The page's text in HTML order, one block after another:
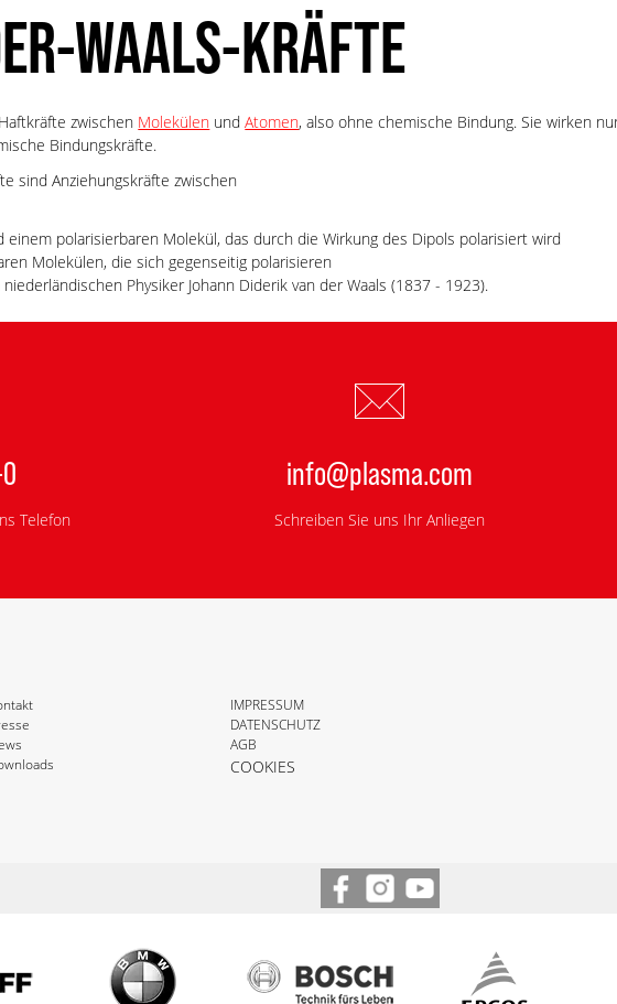
WAALS-KRÄFTE
zwischen Molekülen undAtomen, also ohne chemische Bindung. Sie wirken
Bindungskräfte.
sind Anziehungskräfte zwischen
einem polarisierbaren Molekül, das durch die Wirkung des Dipols polarisiert wird
Molekülen, die sich gegenseitig polarisieren
Physiker Johann Diderik van der Waals (1837 - 1923).
Telefon
info@plasma.com
Schreiben Sie uns Ihr Anliegen
IMPRESSUM
DATENSCHUTZ
AGB
COOKIES